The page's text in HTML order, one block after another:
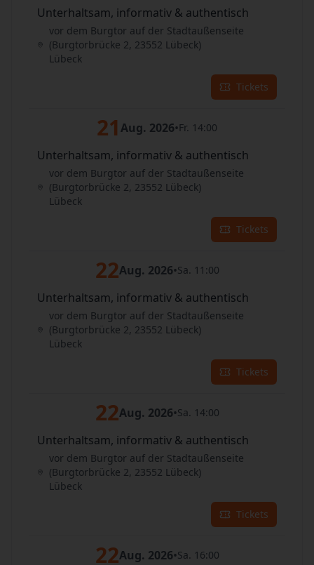
Unterhaltsam, informativ & authentisch
vor dem Burgtor auf der Stadtaußenseite
(Burgtorbrücke 2, 23552 Lübeck)
Lübeck
Tickets
21 Aug. 2026•Fr. 14:00
Unterhaltsam, informativ & authentisch
vor dem Burgtor auf der Stadtaußenseite
(Burgtorbrücke 2, 23552 Lübeck)
Lübeck
Tickets
22Aug. 2026•Sa. 11:00
Unterhaltsam, informativ & authentisch
vor dem Burgtor auf der Stadtaußenseite
(Burgtorbrücke 2, 23552 Lübeck)
Lübeck
Tickets
22Aug. 2026•Sa. 14:00
Unterhaltsam, informativ & authentisch
vor dem Burgtor auf der Stadtaußenseite
(Burgtorbrücke 2, 23552 Lübeck)
Lübeck
Tickets
22Aug. 2026•Sa. 16:00